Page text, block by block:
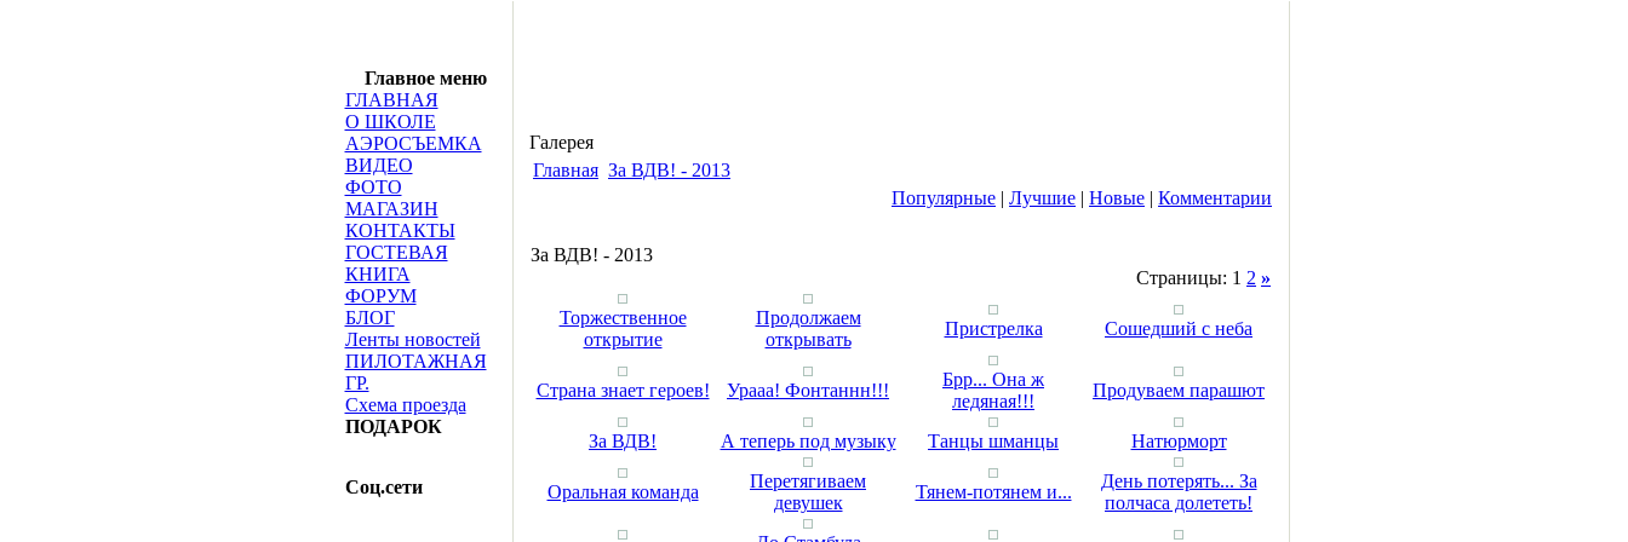
Главное меню
ГЛАВНАЯ
О ШКОЛЕ
АЭРОСЪЕМКА
ВИДЕО
ФОТО
МАГАЗИН
КОНТАКТЫ
ГОСТЕВАЯ
КНИГА
ФОРУМ
БЛОГ
Ленты новостей
ПИЛОТАЖНАЯ
ГР.
Схема проезда
ПОДАРОК
Соц.сети
Галерея
Главная За ВДВ! - 2013
Популярные | Лучшие | Новые | Комментарии
За ВДВ! - 2013
Страницы: 1 2 »
Торжественное
открытие
Продолжаем
открывать
Пристрелка Сошедший с неба
Страна знает героев! Урааа! Фонтаннн!!!
Брр... Она ж
ледяная!!!
Продуваем парашют
За ВДВ! А теперь под музыку Танцы шманцы Натюрморт
Оральная команда
Перетягиваем
девушек
Тянем-потянем и...
День потерять... За
полчаса долететь!